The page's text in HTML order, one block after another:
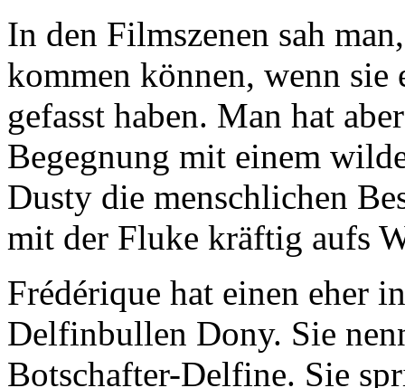
In den Filmszenen sah
kommen können, wenn sie
gefasst haben. Man hat
Begegnung mit einem
Dusty die menschlichen
mit der Fluke kräftig aufs
Frédérique hat einen eher
Delfinbullen Dony. Sie
Botschafter-Delfine. Sie